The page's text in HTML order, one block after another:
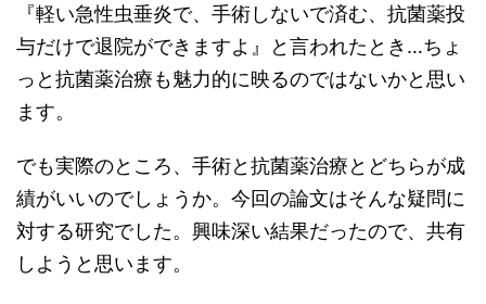
『軽い急性虫垂炎で、手術しないで済む、抗菌薬投
与だけで退院ができますよ』と言われたとき…ちょ
っと抗菌薬治療も魅力的に映るのではないかと思い
ます。
でも実際のところ、手術と抗菌薬治療とどちらが成
績がいいのでしょうか。今回の論文はそんな疑問に
対する研究でした。興味深い結果だったので、共有
しようと思います。